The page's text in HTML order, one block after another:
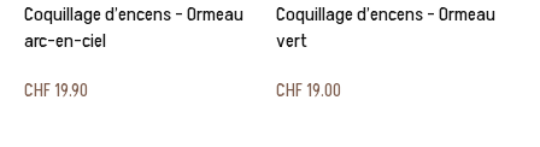
Coquillage d’encens – Ormeau
arc-en-ciel
CHF19.90
Coquillage d’encens – Ormeau
vert
CHF19.00